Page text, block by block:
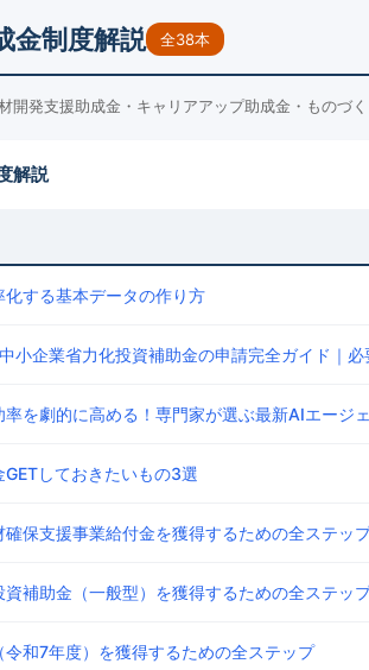
金制度解説 全38本
開発支援助成金・キャリアアップ助成金・ものづ
解説
する基本データの作り方
小企業省力化投資補助金の申請完全ガイド｜
率を劇的に高める！専門家が選ぶ最新AIエージ
しておきたいもの3選
保支援事業給付金を獲得するための全ステッ
補助金（一般型）を獲得するための全ステッ
和7年度）を獲得するための全ステップ